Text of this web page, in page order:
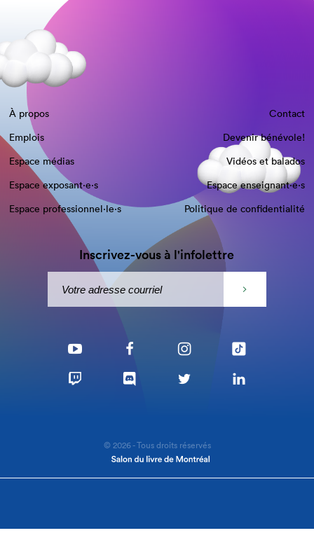
À propos
Contact
Emplois
Devenir bénévole!
Espace médias
Vidéos et balados
Espace exposant·e⋅s
Espace enseignant·e⋅s
Espace professionnel·le⋅s
Politique de confidentialité
Inscrivez-vous à l'infolettre
© 2026 - Tous droits réservés